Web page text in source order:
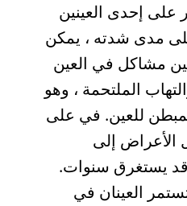
على إحدى العينين
على مدى شدته ، يمكن
مشاكل في العين
الملتحمة ، وهو
للعين. في على
الأعراض إلى
يستغرق سنوات.
العينان في